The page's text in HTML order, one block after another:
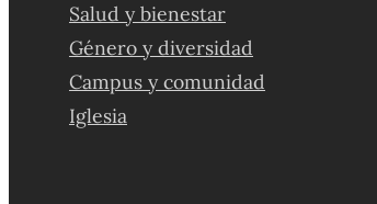
Salud y bienestar
Género y diversidad
Campus y comunidad
Iglesia